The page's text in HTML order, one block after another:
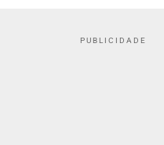
PUBLICIDADE